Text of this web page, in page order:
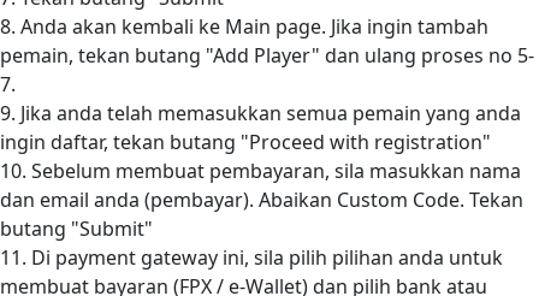
8. Anda akan kembali ke Main page. Jika ingin tambah
pemain, tekan butang "Add Player" dan ulang proses no 5-
7.
9. Jika anda telah memasukkan semua pemain yang anda
ingin daftar, tekan butang "Proceed with registration"
10. Sebelum membuat pembayaran, sila masukkan nama
dan email anda (pembayar). Abaikan Custom Code. Tekan
butang "Submit"
11. Di payment gateway ini, sila pilih pilihan anda untuk
membuat bayaran (FPX / e-Wallet) dan pilih bank atau